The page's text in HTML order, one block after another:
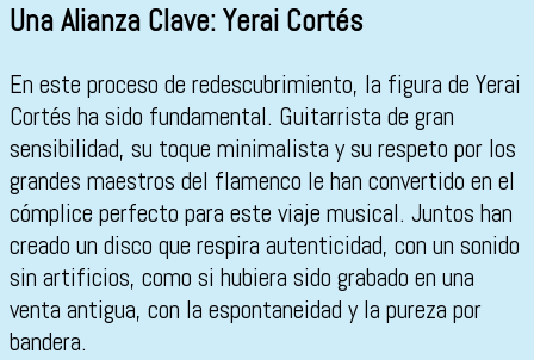
Una Alianza Clave: Yerai Cortés
En este proceso de redescubrimiento, la figura de Yerai
Cortés ha sido fundamental. Guitarrista de gran
sensibilidad, su toque minimalista y su respeto por los
grandes maestros del flamenco le han convertido en el
cómplice perfecto para este viaje musical. Juntos han
creado un disco que respira autenticidad, con un sonido
sin artificios, como si hubiera sido grabado en una
venta antigua, con la espontaneidad y la pureza por
bandera.